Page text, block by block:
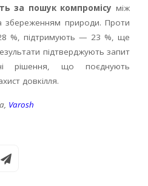
за пошук компромісу між
збереженням природи. Проти
%, підтримують — 23 %, ще
підтверджують запит
рішення, що поєднують
довкілля.
Varosh